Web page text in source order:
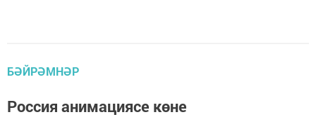
БӘЙРӘМНӘР
Россия анимациясе көне